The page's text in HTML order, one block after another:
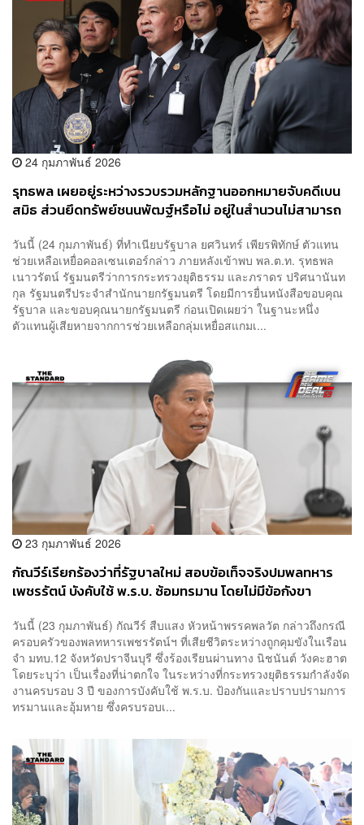
24 กุมภาพันธ์ 2026
รุทธพล เผยอยู่ระหว่างรวบรวมหลักฐานออกหมายจับคดีเบน
สมิธ ส่วนยึดทรัพย์ชนนพัฒฐ์หรือไม่ อยู่ในสำนวนไม่สามารถ
วันนี้ (24 กุมภาพันธ์) ที่ทำเนียบรัฐบาล ยศวินทร์ เพียรพิทักษ์ ตัวแทน
ช่วยเหลือเหยื่อคอลเซนเตอร์กล่าว ภายหลังเข้าพบ พล.ต.ท. รุทธพล
เนาวรัตน์ รัฐมนตรีว่าการกระทรวงยุติธรรม และภราดร ปริศนานันท
กุล รัฐมนตรีประจำสำนักนายกรัฐมนตรี โดยมีการยื่นหนังสือขอบคุณ
รัฐบาล และขอบคุณนายกรัฐมนตรี ก่อนเปิดเผยว่า ในฐานะหนึ่ง
ตัวแทนผู้เสียหายจากการช่วยเหลือกลุ่มเหยื่อสแกมเ...
23 กุมภาพันธ์ 2026
กัณวีร์เรียกร้องว่าที่รัฐบาลใหม่ สอบข้อเท็จจริงปมพลทหาร
เพชรรัตน์ บังคับใช้ พ.ร.บ. ซ้อมทรมาน โดยไม่มีข้อกังขา
วันนี้ (23 กุมภาพันธ์) กัณวีร์ สืบแสง หัวหน้าพรรคพลวัต กล่าวถึงกรณี
ครอบครัวของพลทหารเพชรรัตน์ฯ ที่เสียชีวิตระหว่างถูกคุมขังในเรือน
จำ มทบ.12 จังหวัดปราจีนบุรี ซึ่งร้องเรียนผ่านทาง นิชนันต์ วังคะฮาต
โดยระบุว่า เป็นเรื่องที่น่าตกใจ ในระหว่างที่กระทรวงยุติธรรมกำลังจัด
งานครบรอบ 3 ปี ของการบังคับใช้ พ.ร.บ. ป้องกันและปราบปรามการ
ทรมานและอุ้มหาย ซึ่งครบรอบเ...